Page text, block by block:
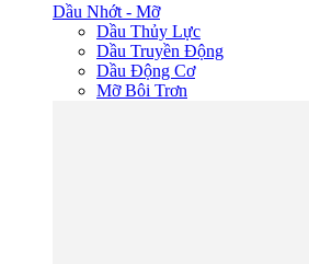
Dầu Nhớt - Mỡ
Dầu Thủy Lực
Dầu Truyền Động
Dầu Động Cơ
Mỡ Bôi Trơn